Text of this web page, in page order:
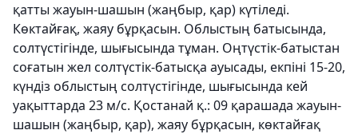
қатты жауын-шашын (жаңбыр, қар) күтіледі.
Көктайғақ, жаяу бұрқасын. Облыстың батысында,
солтүстігінде, шығысында тұман. Оңтүстік-батыстан
соғатын жел солтүстік-батысқа ауысады, екпіні 15-20,
күндіз облыстың солтүстігінде, шығысында кей
уақыттарда 23 м/с. Қостанай қ.: 09 қарашада жауын-
шашын (жаңбыр, қар), жаяу бұрқасын, көктайғақ